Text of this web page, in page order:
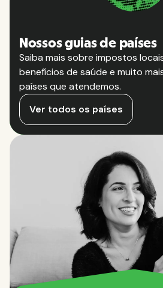
Nossos guias de países
Saiba mais sobre impostos
benefícios de saúde e muito
países que atendemos.
Ver todos os países